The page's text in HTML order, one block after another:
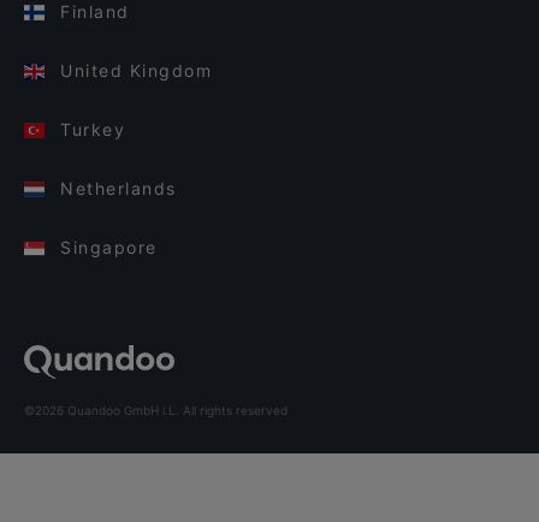
Finland
United Kingdom
Turkey
Netherlands
Singapore
©2026 Quandoo GmbH i.L. All rights reserved